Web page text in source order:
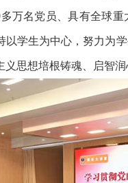
万名党员、具有全球
学生为中心，努力为
思想培根铸魂、启智